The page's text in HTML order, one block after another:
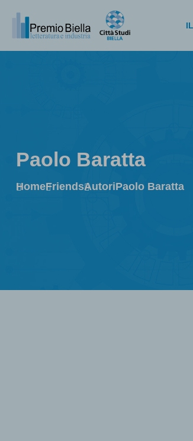
Paolo Baratta
HomeFriendsAutoriPaolo Baratta